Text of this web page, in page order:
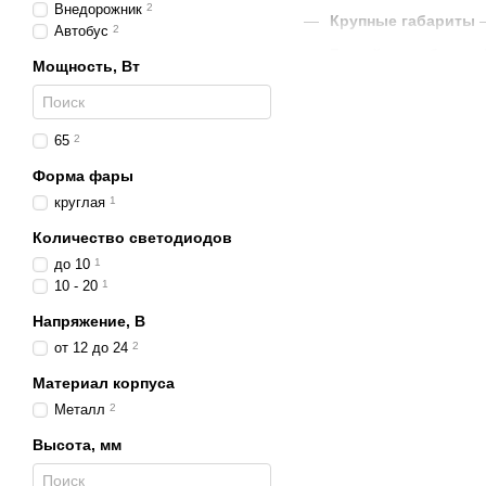
Крупные габариты
Внедорожник 2
Автобус 2
Мощность, Вт
65 2
Форма фары
круглая 1
Количество светодиодов
до 10 1
10 - 20 1
Напряжение, В
от 12 до 24 2
Материал корпуса
Металл 2
Высота, мм